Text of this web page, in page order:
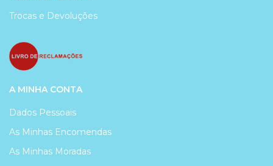
Trocas e Devoluções
A MINHA CONTA
Dados Pessoais
As Minhas Encomendas
As Minhas Moradas